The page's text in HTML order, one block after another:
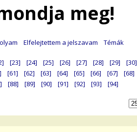
meg!
Elfelejtettem a jelszavam Témák
[23] [24] [25] [26] [27] [28] [29] [30]
[61] [62] [63] [64] [65] [66] [67] [68]
[88] [89] [90] [91] [92] [93] [94]